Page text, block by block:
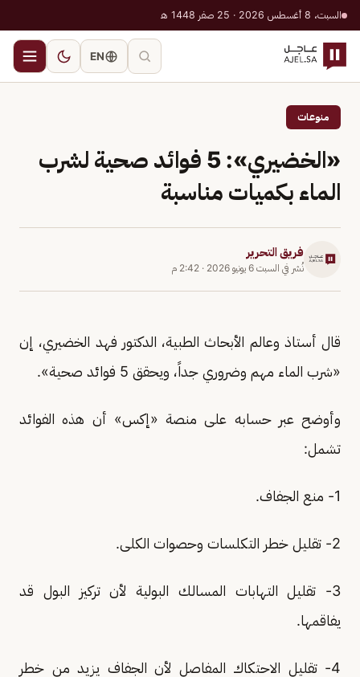
السبت، 8 أغسطس 2026 · 25 صفر 1448 هـ
EN
منوعات
«الخضيري»: 5 فوائد صحية لشرب
الماء بكميات مناسبة
فريق التحرير
نُشر في السبت 6 يونيو 2026 · 2:42 م
قال أستاذ وعالم الأبحاث الطبية، الدكتور فهد الخضيري، إن
«شرب الماء مهم وضروري جداً، ويحقق 5 فوائد صحية».
وأوضح عبر حسابه على منصة «إكس» أن هذه الفوائد
تشمل:
1- منع الجفاف.
2- تقليل خطر التكلسات وحصوات الكلى.
3- تقليل التهابات المسالك البولية لأن تركيز البول قد
يفاقمها.
4- تقليل الاحتكاك المفاصل لأن الجفاف يزيد من خطر